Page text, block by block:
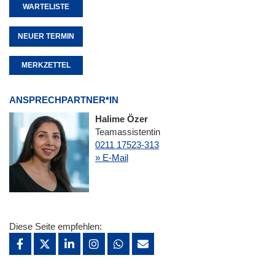
WARTELISTE
NEUER TERMIN
MERKZETTEL
ANSPRECHPARTNER*IN
Halime Özer
Teamassistentin
0211 17523-313
» E-Mail
Diese Seite empfehlen: